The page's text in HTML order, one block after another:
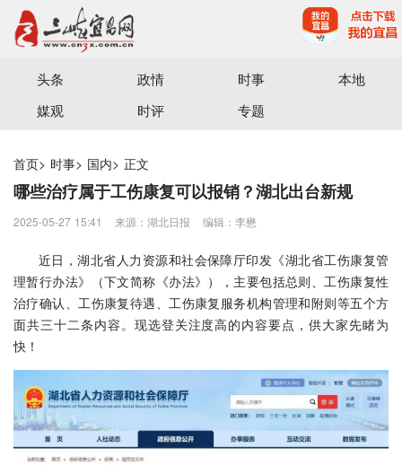
宜昌三峡融媒体中心主办
头条 政情 时事
本地
媒观
时评 专题
首页> 时事> 国内> 正文
哪些治疗属于工伤康复可以报销？湖北出台新规
2025-05-27 15:41 来源：湖北日报 编辑：李懋
近日，湖北省人力资源和社会保障厅印发《湖北省工伤康复管
理暂行办法》（下文简称《办法》），主要包括总则、工伤康复性
治疗确认、工伤康复待遇、工伤康复服务机构管理和附则等五个方
面共三十二条内容。现选登关注度高的内容要点，供大家先睹为
快！